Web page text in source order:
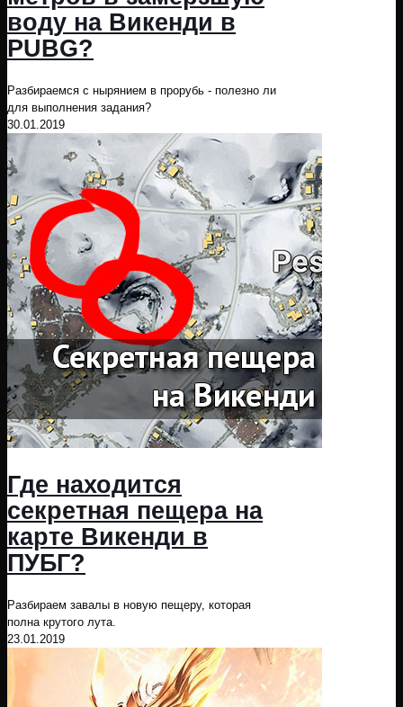
воду на Викенди в
PUBG?
Разбираемся с нырянием в прорубь - полезно ли
для выполнения задания?
30.01.2019
Где находится
секретная пещера на
карте Викенди в
ПУБГ?
Разбираем завалы в новую пещеру, которая
полна крутого лута.
23.01.2019